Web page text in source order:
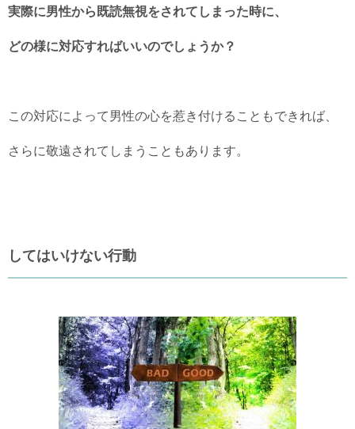
実際に男性から既読無視をされてしまった時に、
どの様に対応すればいいのでしょうか？
この対応によって男性の心を惹き付けることもできれば、
さらに敬遠されてしまうこともあります。
してはいけない行動